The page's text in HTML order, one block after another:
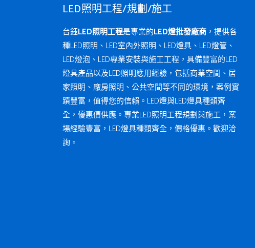
LED照明工程/規劃/施工
台鈺LED照明工程是專業的LED燈批發廠商 ，提供各
種LED照明、LED室內外照明、LED燈具、LED燈管、
LED燈泡、LED專業安裝與施工工程，具備豐富的LED
燈具產品以及LED照明應用經驗，包括商業空間、居
家照明、廠房照明、公共空間等不同的環境，案例實
蹟豐富，值得您的信賴。LED燈與LED燈具種類齊
全，優惠價供應。專業LED照明工程規劃與施工，案
場經驗豐富，LED燈具種類齊全，價格優惠。歡迎洽
詢。